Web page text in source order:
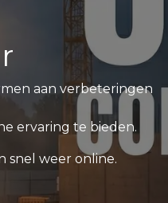
aan verbeteringen
ervaring te bieden.
snel weer online.